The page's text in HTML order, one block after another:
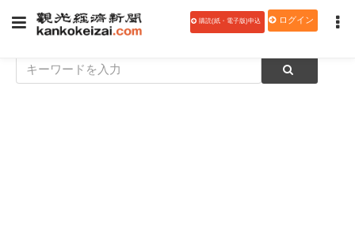
購読(紙・電子版)申込 ログイン